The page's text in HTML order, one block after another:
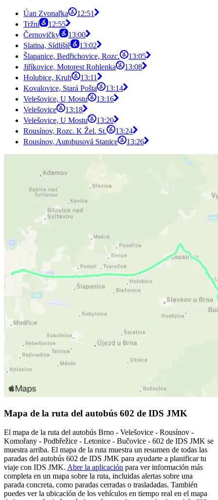
Úan Zvonařka
12:51
Tržní
12:55
Černovičky
13:00
Slatina, Sídliště
13:02
Šlapanice, Bedřichovice, Rozc.
13:05
Jiříkovice, Motorest Rohlenka
13:08
Holubice, Kruh
13:11
Kovalovice, Stará Pošta
13:14
Velešovice, U Mostu
13:16
Velešovice
13:18
Velešovice, U Mostu
13:20
Rousínov, Rozc. K Žel. St.
13:24
Rousínov, Autobusová Stanice
13:26
Mapa de la ruta del autobús 602 de IDS JMK
El mapa de la ruta del autobús Brno - Velešovice - Rousínov -
Komořany - Podbřežice - Letonice - Bučovice - 602 de IDS JMK se
muestra arriba. El mapa de la ruta muestra un resumen de todas las
paradas del autobús 602 de IDS JMK para ayudarte a planificar tu
viaje con IDS JMK. Abre la aplicación para ver información más
completa en un mapa sobre la ruta, incluidas alertas sobre una
parada concreta, como paradas cerradas o trasladadas. También
puedes ver la ubicación de los vehículos en tiempo real en el mapa